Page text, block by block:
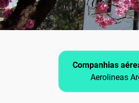
Companhias
Aerolineas